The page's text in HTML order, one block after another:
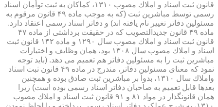
قانون ثبت اسناد و املاك مصوب ۱۳۱۰، كماكان به ثبت توأمان اسناد
رسمی توسط مباشرین ثبت (كه به موجب ماده ۴۹ قانون مرقوم به
مسئولین دفاتر تغییر نام یافته اند) و دفاتر اسناد رسمی اعتقاد دارد.
ماده ۴۹ قانون جدیدالتصویب كه در حقیقت برداشتی از ماده ۴۷
قانون ثبت اسناد و املاك مصوب سال ۱۲۹۰ و ماده ۱۴۲ قانون ثبت
اسناد و املاك مصوب سال ۱۳۰۸ بود، همان وظایف و اختیارات
مباشرین ثبت را به مسئولین دفاتر هم تعمیم می دهد. (باید توجه
نمود كه معنای مسئولین دفاتر، مندرج در ماده ۴۹ قانون ثبت اسناد
واملاك سال ۱۳۱۰، بدواً بر مباشرین ثبت صادق بوده و همچنین
بعدها قابل تعمیم به صاحبان دفاتر اسناد رسمی بوده است) زیرا
همان قانونگذار در مواد ۸۱ و ۹۱ قانون ثبت اسناد و املاك مصوب